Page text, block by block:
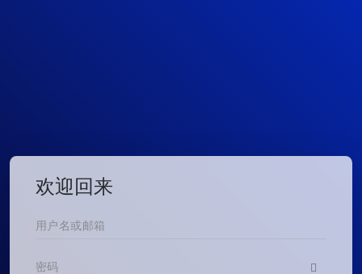
欢迎回来